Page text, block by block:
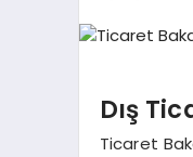
Dış
Ticaret